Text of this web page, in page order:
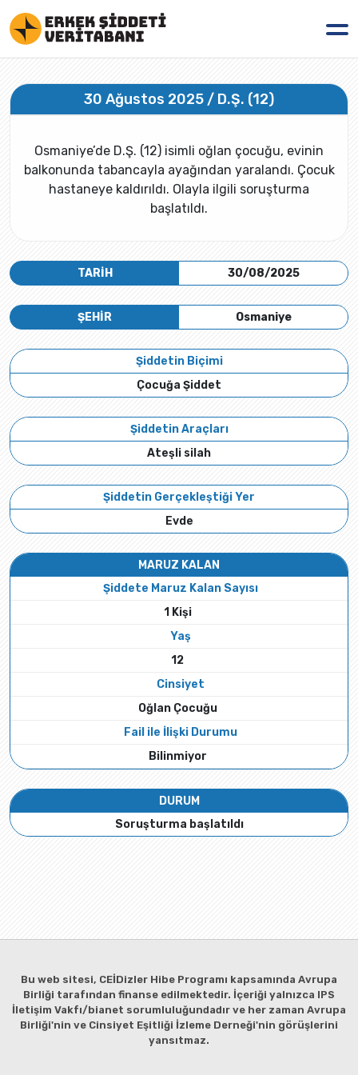
30 Ağustos 2025 / D.Ş. (12)
Osmaniye’de D.Ş. (12) isimli oğlan çocuğu, evinin
balkonunda tabancayla ayağından yaralandı. Çocuk
hastaneye kaldırıldı. Olayla ilgili soruşturma
başlatıldı.
TARİH 30/08/2025
Osmaniye
ŞEHİR
Şiddetin Biçimi
Çocuğa Şiddet
Şiddetin Araçları
Ateşli silah
Şiddetin Gerçekleştiği Yer
Evde
MARUZ KALAN
Şiddete Maruz Kalan Sayısı
1 Kişi
Yaş
12
Cinsiyet
Oğlan Çocuğu
Fail ile İlişki Durumu
Bilinmiyor
DURUM
Soruşturma başlatıldı
Bu web sitesi, CEİDizler Hibe Programı kapsamında Avrupa
Birliği tarafından finanse edilmektedir. İçeriği yalnızca IPS
İletişim Vakfı/bianet sorumluluğundadır ve her zaman Avrupa
Birliği'nin ve Cinsiyet Eşitliği İzleme Derneği'nin görüşlerini
yansıtmaz.